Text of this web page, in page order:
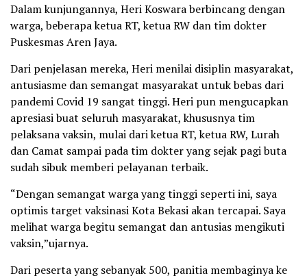
Dalam kunjungannya, Heri Koswara berbincang dengan
warga, beberapa ketua RT, ketua RW dan tim dokter
Puskesmas Aren Jaya.
Dari penjelasan mereka, Heri menilai disiplin masyarakat,
antusiasme dan semangat masyarakat untuk bebas dari
pandemi Covid 19 sangat tinggi. Heri pun mengucapkan
apresiasi buat seluruh masyarakat, khususnya tim
pelaksana vaksin, mulai dari ketua RT, ketua RW, Lurah
dan Camat sampai pada tim dokter yang sejak pagi buta
sudah sibuk memberi pelayanan terbaik.
“Dengan semangat warga yang tinggi seperti ini, saya
optimis target vaksinasi Kota Bekasi akan tercapai. Saya
melihat warga begitu semangat dan antusias mengikuti
vaksin,”ujarnya.
Dari peserta yang sebanyak 500, panitia membaginya ke